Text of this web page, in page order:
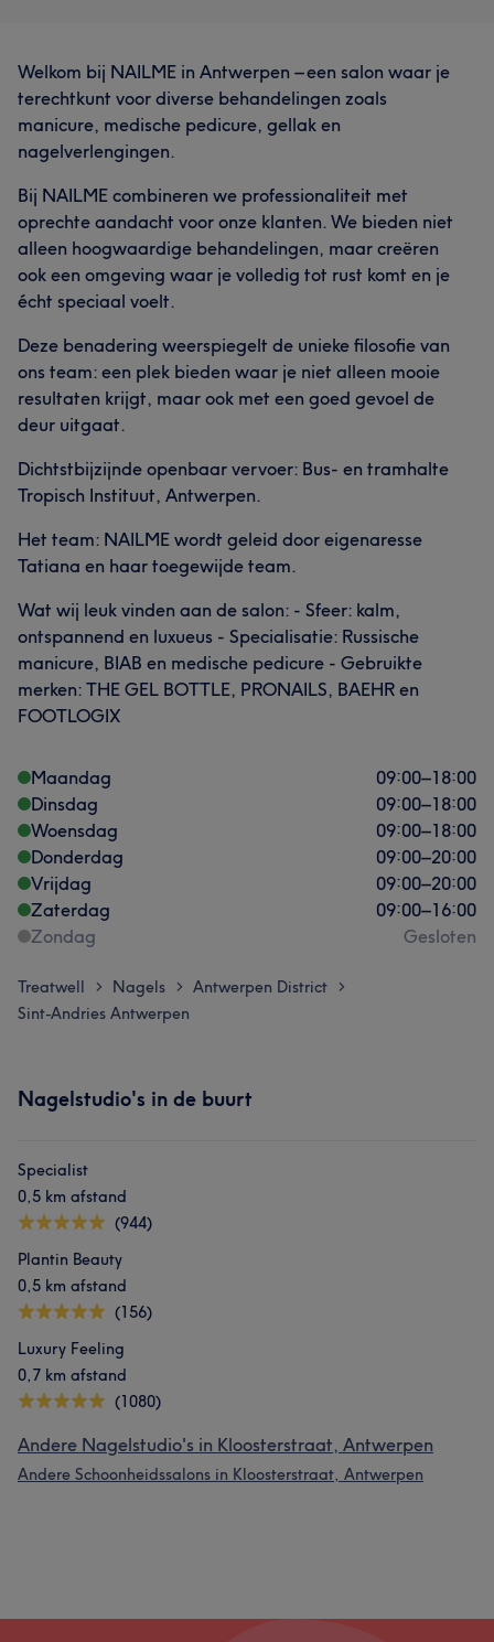
Welkom bij NAILME in Antwerpen – een salon waar je
terechtkunt voor diverse behandelingen zoals
manicure, medische pedicure, gellak en
nagelverlengingen.
Bij NAILME combineren we professionaliteit met
oprechte aandacht voor onze klanten. We bieden niet
alleen hoogwaardige behandelingen, maar creëren
ook een omgeving waar je volledig tot rust komt en je
écht speciaal voelt.
Deze benadering weerspiegelt de unieke filosofie van
ons team: een plek bieden waar je niet alleen mooie
resultaten krijgt, maar ook met een goed gevoel de
deur uitgaat.
Dichtstbijzijnde openbaar vervoer: Bus- en tramhalte
Tropisch Instituut, Antwerpen.
Het team: NAILME wordt geleid door eigenaresse
Tatiana en haar toegewijde team.
Wat wij leuk vinden aan de salon: - Sfeer: kalm,
ontspannend en luxueus - Specialisatie: Russische
manicure, BIAB en medische pedicure - Gebruikte
merken: THE GEL BOTTLE, PRONAILS, BAEHR en
FOOTLOGIX
Maandag 09:00–18:00
Dinsdag
09:00–18:00
Woensdag
09:00–18:00
Donderdag
09:00–20:00
Vrijdag
09:00–20:00
Zaterdag
09:00–16:00
Zondag
Gesloten
Treatwell > Nagels > Antwerpen District >
Sint-Andries Antwerpen
Nagelstudio's in de buurt
Specialist
0,5 km afstand
(944)
Plantin Beauty
0,5 km afstand
(156)
Luxury Feeling
0,7 km afstand
(1080)
Andere Nagelstudio's in Kloosterstraat, Antwerpen
Andere Schoonheidssalons in Kloosterstraat, Antwerpen